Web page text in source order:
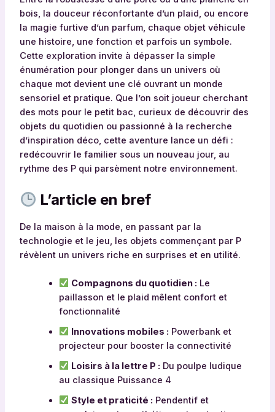
bois, la douceur réconfortante d’un plaid, ou encore
la magie furtive d’un parfum, chaque objet véhicule
une histoire, une fonction et parfois un symbole.
Cette exploration invite à dépasser la simple
énumération pour plonger dans un univers où
chaque mot devient une clé ouvrant un monde
sensoriel et pratique. Que l’on soit joueur cherchant
des mots pour le petit bac, curieux de découvrir des
objets du quotidien ou passionné à la recherche
d’inspiration déco, cette aventure lance un défi :
redécouvrir le familier sous un nouveau jour, au
rythme des P qui parsèment notre environnement.
L’article en bref
De la maison à la mode, en passant par la
technologie et le jeu, les objets commençant par P
révèlent un univers riche en surprises et en utilité.
Compagnons du quotidien : Le
paillasson et le plaid mêlent confort et
fonctionnalité
Innovations mobiles : Powerbank et
projecteur pour booster la connectivité
Loisirs à la lettre P : Du poulpe ludique
au classique Puissance 4
Style et praticité : Pendentif et